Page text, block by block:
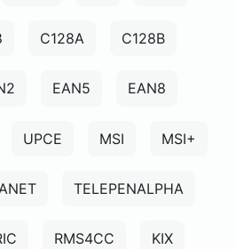
C128A C128B
EAN5 EAN8
UPCE MSI MSI+
TELEPENALPHA
RMS4CC KIX